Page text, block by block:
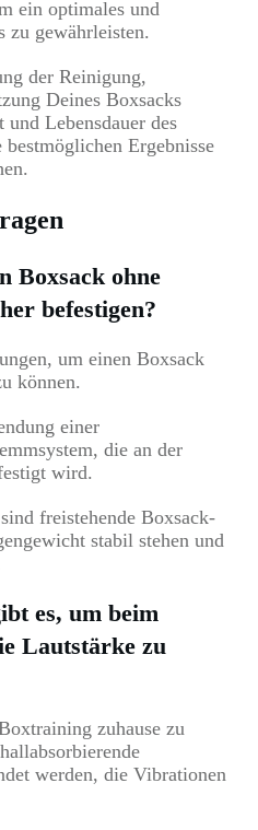
ein optimales und
zu gewährleisten.
der Reinigung,
Deines Boxsacks
Lebensdauer des
Ergebnisse
Boxsack ohne
befestigen?
um einen Boxsack
können.
einer
die an der
wird.
freistehende Boxsack-
stabil stehen und
es, um beim
Lautstärke zu
zuhause zu
werden, die Vibrationen